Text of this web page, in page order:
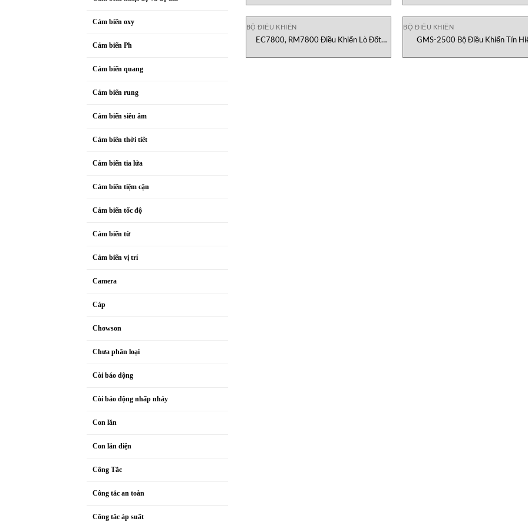
Cảm biến oxy
Cảm biến Ph
Cảm biến quang
Cảm biến rung
Cảm biến siêu âm
Cảm biến thời tiết
Cảm biến tia lửa
Cảm biến tiệm cận
Cảm biến tốc độ
Cảm biến từ
Cảm biến vị trí
Camera
Cáp
Chowson
Chưa phân loại
Còi báo dộng
Còi báo động nhấp nháy
Con lăn
Con lăn điện
Công Tắc
Công tắc an toàn
Công tắc áp suất
BỘ ĐIỀU KHIỂN
EC7800, RM7800 Điều Khiển Lò Đốt
BỘ ĐIỀU KHIỂN
GMS-2500 Bộ Điều Khiển Tín